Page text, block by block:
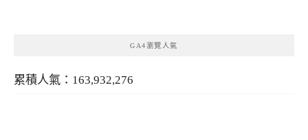
GA4瀏覽人氣
累積人氣：163,932,276